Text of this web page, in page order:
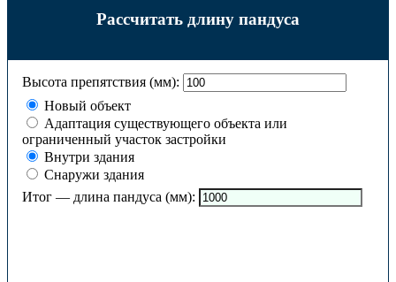
Рассчитать длину пандуса
Высота препятствия (мм):
Новый объект
Адаптация существующего объекта или
ограниченный участок застройки
Внутри здания
Снаружи здания
Итог — длина пандуса (мм):